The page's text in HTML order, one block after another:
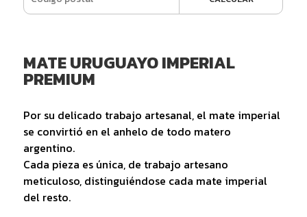
MATE URUGUAYO IMPERIAL
PREMIUM
Por su delicado trabajo artesanal, el mate imperial
se convirtió en el anhelo de todo matero
argentino.
Cada pieza es única, de trabajo artesano
meticuloso, distinguiéndose cada mate imperial
del resto.